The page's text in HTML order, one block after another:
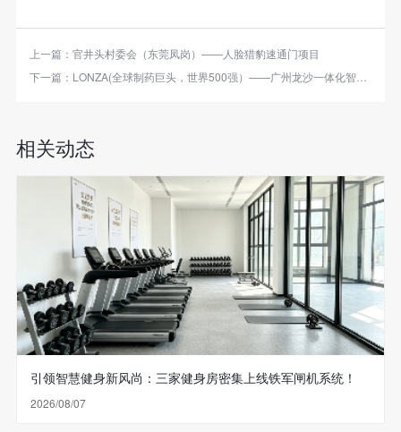
上一篇： 官井头村委会（东莞凤岗）——人脸猎豹速通门项目
下一篇： LONZA(全球制药巨头，世界500强）——广州龙沙一体化智能闸机项目
相关动态
引领智慧健身新风尚：三家健身房密集上线铁军闸机系统！
2026/08/07